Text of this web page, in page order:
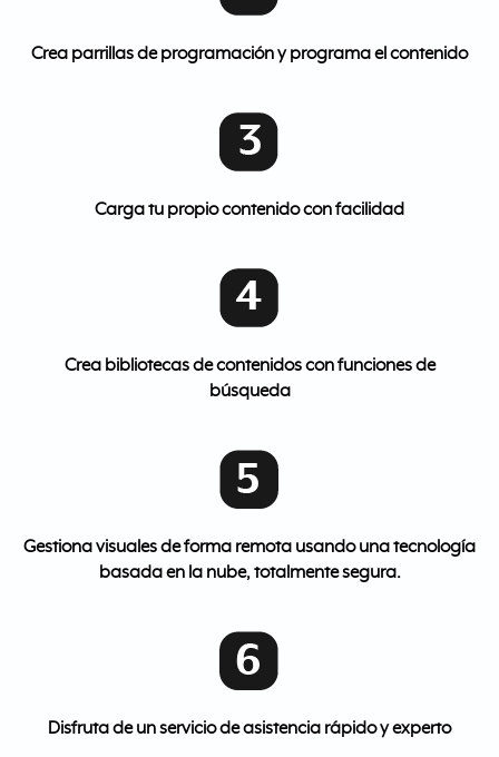
Crea parrillas de programación y programa el contenido
Carga tu propio contenido con facilidad
Crea bibliotecas de contenidos con funciones de
búsqueda
Gestiona visuales de forma remota usando una tecnología
basada en la nube, totalmente segura.
Disfruta de un servicio de asistencia rápido y experto